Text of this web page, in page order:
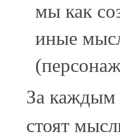
мы как
иные
За
стоят